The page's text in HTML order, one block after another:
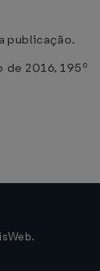
publicação.
de 2016, 195º